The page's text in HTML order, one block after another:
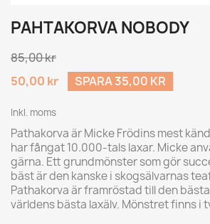
PAHTAKORVA NOBODY
85,00 kr
50,00 kr
SPARA 35,00 KR
Inkl. moms
Pathakorva är Micke Frödins mest
har fångat 10.000-tals laxar. Micke
gärna. Ett grundmönster som gör
bäst är den kanske i skogsälvarnas
Pathakorva är framröstad till den
världens bästa laxälv. Mönstret finns i